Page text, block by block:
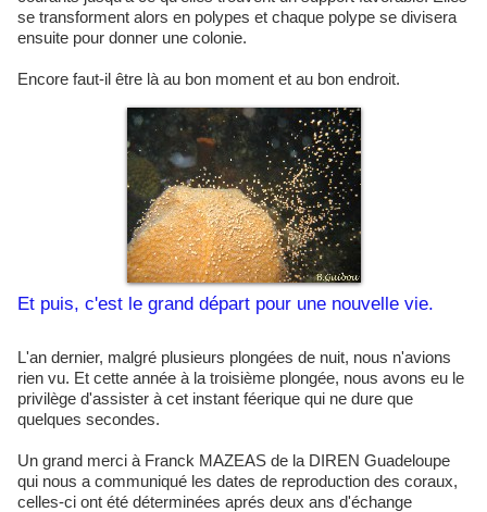
se transforment alors en polypes et chaque polype se divisera
ensuite pour donner une colonie.
Encore faut-il être là au bon moment et au bon endroit.
Et puis, c'est le grand départ pour une nouvelle vie.
L'an dernier, malgré plusieurs plongées de nuit, nous n'avions
rien vu. Et cette année à la troisième plongée, nous avons eu le
privilège d'assister à cet instant féerique qui ne dure que
quelques secondes.
Un grand merci à Franck MAZEAS de la DIREN Guadeloupe
qui nous a communiqué les dates de reproduction des coraux,
celles-ci ont été déterminées aprés deux ans d'échange